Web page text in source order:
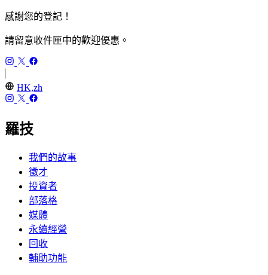
感謝您的登記！
請留意收件匣中的歡迎優惠。
HK,zh
羅技
我們的故事
徵才
投資者
部落格
媒體
永續經營
回收
輔助功能